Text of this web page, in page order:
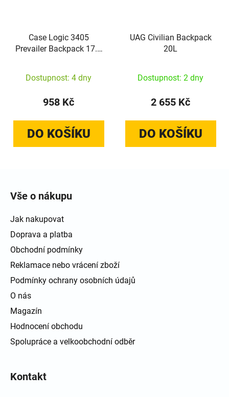
Case Logic 3405
Prevailer Backpack 17.3
Dostupnost: 4 dny
958 Kč
DO KOŠÍKU
UAG Civilian Backpack
20L
Dostupnost: 2 dny
2 655 Kč
DO KOŠÍKU
Vše o nákupu
Jak nakupovat
Doprava a platba
Obchodní podmínky
Reklamace nebo vrácení zboží
Podmínky ochrany osobních údajů
O nás
Magazín
Hodnocení obchodu
Spolupráce a velkoobchodní odběr
Kontakt